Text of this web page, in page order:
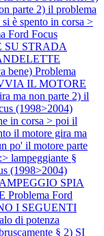
parte 2) il problema
è spento in corsa >
Ford Focus
SU STRADA
bene) Problema
IL MOTORE
ma non parte 2) il
(1998>2004)
in corsa > poi il
il motore gira ma
po' il motore parte
lampeggiante §
(1998>2004)
SPIA
Problema Ford
I SEGUENTI
di potenza
§ 2) SI